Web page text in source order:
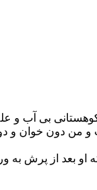
کوهستانی بی
من دون خوان و
بعد از پرش به